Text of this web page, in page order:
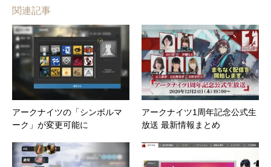
関連記事
アークナイツの「シンボルマ
ーク」が変更可能に
アークナイツ1周年記念公式生
放送 最新情報まとめ